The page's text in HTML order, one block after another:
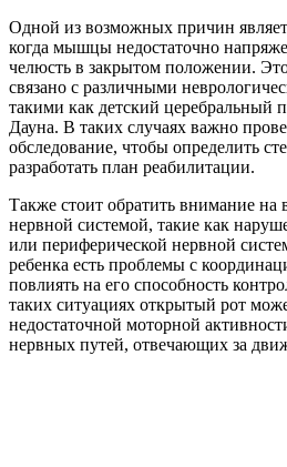
Одной из возможных причин
когда мышцы недостаточно
челюсть в закрытом положении.
связано с различными
такими как детский церебральный
Дауна. В таких случаях важно
обследование, чтобы определить
разработать план реабилитации.
Также стоит обратить внимание
нервной системой, такие как
или периферической нервной
ребенка есть проблемы с
повлиять на его способность
таких ситуациях открытый рот
недостаточной моторной
нервных путей, отвечающих за